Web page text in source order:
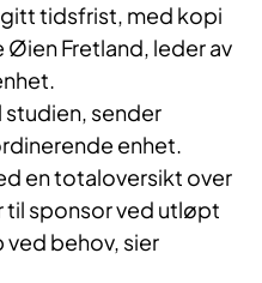
tidsfrist, med kopi
Øien Fretland, leder av
studien, sender
enhet.
en totaloversikt over
til sponsor ved utløpt
behov, sier